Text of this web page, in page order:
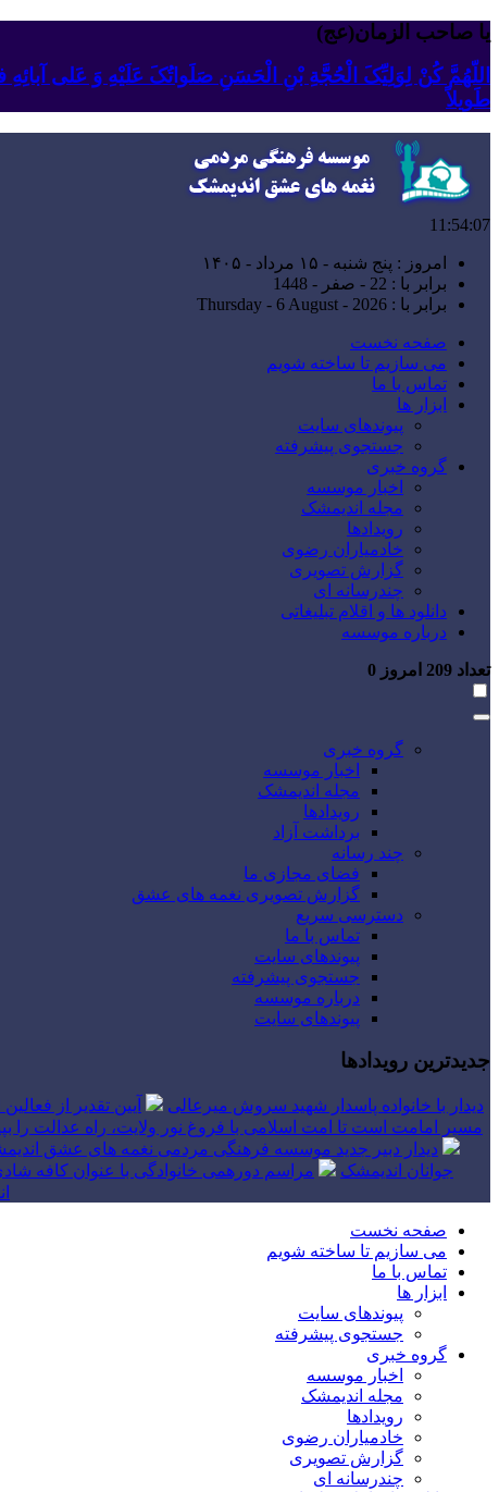
یا صاحب الزمان(عج)
اللّهُمَّ کُنْ لِوَلِیِّکَ الْحُجَّةِ بْنِ الْحَسَنِ صَلَواتُکَ عَلَیْهِ وَ عَلى
طَویلاً
11:54:08
امروز : پنج شنبه - ۱۵ مرداد - ۱۴۰۵
برابر با : 22 - صفر - 1448
برابر با : Thursday - 6 August - 2026
صفحه نخست
می سازیم تا ساخته شویم
تماس با ما
ابزار ها
پیوندهای سایت
جستجوی پیشرفته
گروه خبری
اخبار موسسه
مجله اندیمشک
رویدادها
خادمیاران رضوی
گزارش تصویری
چندرسانه ای
دانلود ها و اقلام تبلیغاتی
درباره موسسه
تعداد امروز 0
گروه خبری
اخبار موسسه
مجله اندیمشک
رویدادها
برداشت آزاد
چند رسانه
فضای مجازی ما
گزارش تصویری نغمه های عشق
دسترسی سریع
تماس با ما
پیوندهای سایت
جستجوی پیشرفته
درباره موسسه
پیوندهای سایت
جدیدترین رویدادها
دیدار با خانواده پاسدار شهید سروش میرعالی آیین تقدیر از
مسیر امامت است تا امت اسلامی با فروغ نور ولایت، راه عدالت را
دیدار دبیر جدید موسسه فرهنگی مردمی نغمه های عشق
جوانان اندیمشک
مراسم دورهمی خانوادگی با عنوان کافه
صفحه نخست
می سازیم تا ساخته شویم
تماس با ما
ابزار ها
پیوندهای سایت
جستجوی پیشرفته
گروه خبری
اخبار موسسه
مجله اندیمشک
رویدادها
خادمیاران رضوی
گزارش تصویری
چندرسانه ای